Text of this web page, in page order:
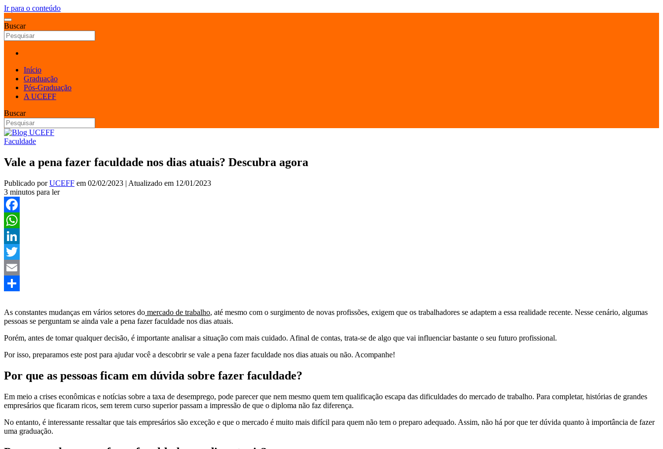
Ir para o conteúdo
Buscar
Início
Graduação
Pós-Graduação
A UCEFF
Buscar
Faculdade
Vale a pena fazer faculdade nos dias atuais? Descubra agora
Publicado porUCEFF em 02/02/2023 | Atualizado em 12/01/2023
3 minutos para ler
Facebook
WhatsApp
LinkedIn
Twitter
Email
As constantes mudanças em vários setores do mercado de trabalho, até mesmo com o surgimento de novas profissões, exigem que os trabalhadores se adaptem a essa realidade recente. Nesse cenário, algumas
pessoas se perguntam se ainda vale a pena fazer faculdade nos dias atuais.
Porém, antes de tomar qualquer decisão, é importante analisar a situação com mais cuidado. Afinal de contas, trata-se de algo que vai influenciar bastante o seu futuro profissional.
Por isso, preparamos este post para ajudar você a descobrir se vale a pena fazer faculdade nos dias atuais ou não. Acompanhe!
Por que as pessoas ficam em dúvida sobre fazer faculdade?
Em meio a crises econômicas e notícias sobre a taxa de desemprego, pode parecer que nem mesmo quem tem qualificação escapa das dificuldades do mercado de trabalho. Para completar, histórias de grandes
empresários que ficaram ricos, sem terem curso superior passam a impressão de que o diploma não faz diferença.
No entanto, é interessante ressaltar que tais empresários são exceção e que o mercado é muito mais difícil para quem não tem o preparo adequado. Assim, não há por que ter dúvida quanto à importância de fazer
uma graduação.